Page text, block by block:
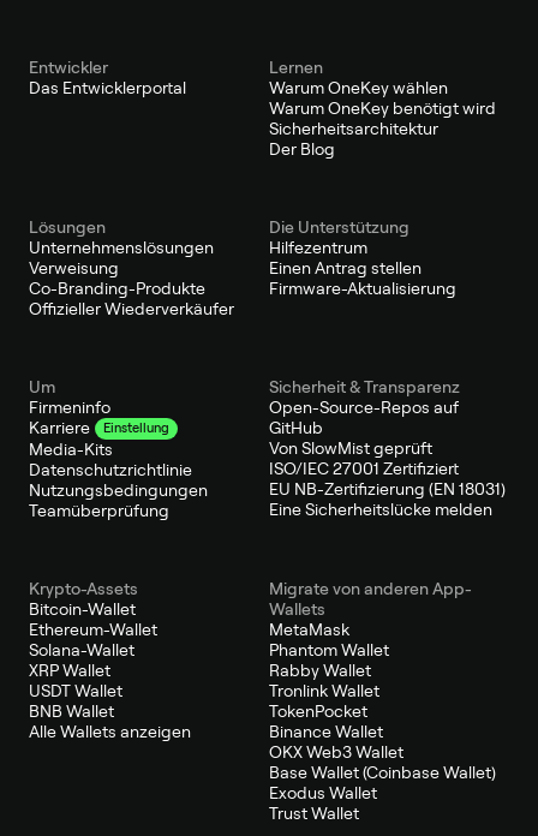
Entwickler
Das Entwicklerportal
Lernen
Warum OneKey wählen
Warum OneKey benötigt wird
Sicherheitsarchitektur
Der Blog
Lösungen
Unternehmenslösungen
Verweisung
Co-Branding-Produkte
Offizieller Wiederverkäufer
Die Unterstützung
Hilfezentrum
Einen Antrag stellen
Firmware-Aktualisierung
Um
Firmeninfo
Karriere
Einstellung
Media-Kits
Datenschutzrichtlinie
Nutzungsbedingungen
Teamüberprüfung
Sicherheit & Transparenz
Open-Source-Repos auf
GitHub
Von SlowMist geprüft
ISO/IEC 27001 Zertifiziert
EU NB-Zertifizierung (EN 18031)
Eine Sicherheitslücke melden
Krypto-Assets
Bitcoin-Wallet
Ethereum-Wallet
Solana-Wallet
XRP Wallet
USDT Wallet
BNB Wallet
Alle Wallets anzeigen
Migrate von anderen App-
Wallets
MetaMask
Phantom Wallet
Rabby Wallet
Tronlink Wallet
TokenPocket
Binance Wallet
OKX Web3 Wallet
Base Wallet (Coinbase Wallet)
Exodus Wallet
Trust Wallet